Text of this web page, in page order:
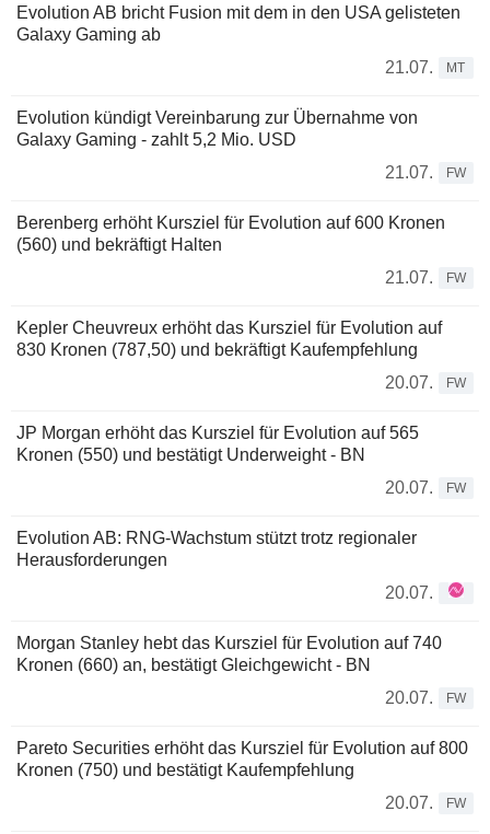
Evolution AB bricht Fusion mit dem in den USA gelisteten
Galaxy Gaming ab
21.07.
MT
Evolution kündigt Vereinbarung zur Übernahme von
Galaxy Gaming - zahlt 5,2 Mio. USD
21.07.
FW
Berenberg erhöht Kursziel für Evolution auf 600 Kronen
(560) und bekräftigt Halten
21.07.
FW
Kepler Cheuvreux erhöht das Kursziel für Evolution auf
830 Kronen (787,50) und bekräftigt Kaufempfehlung
20.07.
FW
JP Morgan erhöht das Kursziel für Evolution auf 565
Kronen (550) und bestätigt Underweight - BN
20.07.
FW
Evolution AB: RNG-Wachstum stützt trotz regionaler
Herausforderungen
20.07.
Morgan Stanley hebt das Kursziel für Evolution auf 740
Kronen (660) an, bestätigt Gleichgewicht - BN
20.07.
FW
Pareto Securities erhöht das Kursziel für Evolution auf 800
Kronen (750) und bestätigt Kaufempfehlung
20.07.
FW